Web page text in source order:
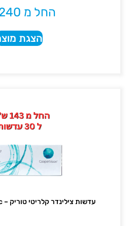
החל מ
הצגת
עדשות צילינדר קלריטי טוריק – Clariti 1 Day Toric